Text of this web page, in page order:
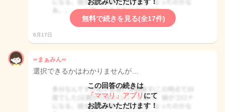
無料で続きを見る(全17件)
6月17日
∞まぁみん∞
選択できるかはわかりませんが…
この回答の続きは
「ママリ」アプリ にて
お読みいただけます！